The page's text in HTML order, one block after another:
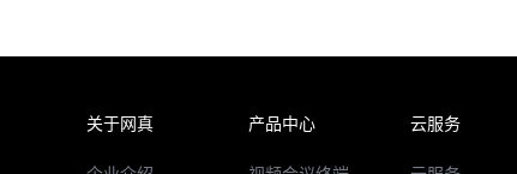
关于网真 产品中心 云服务